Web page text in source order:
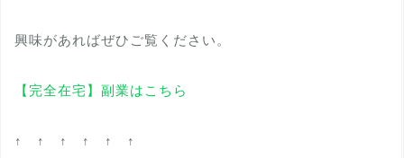
興味があればぜひご覧ください。
【完全在宅】副業はこちら
↑ ↑ ↑ ↑ ↑ ↑